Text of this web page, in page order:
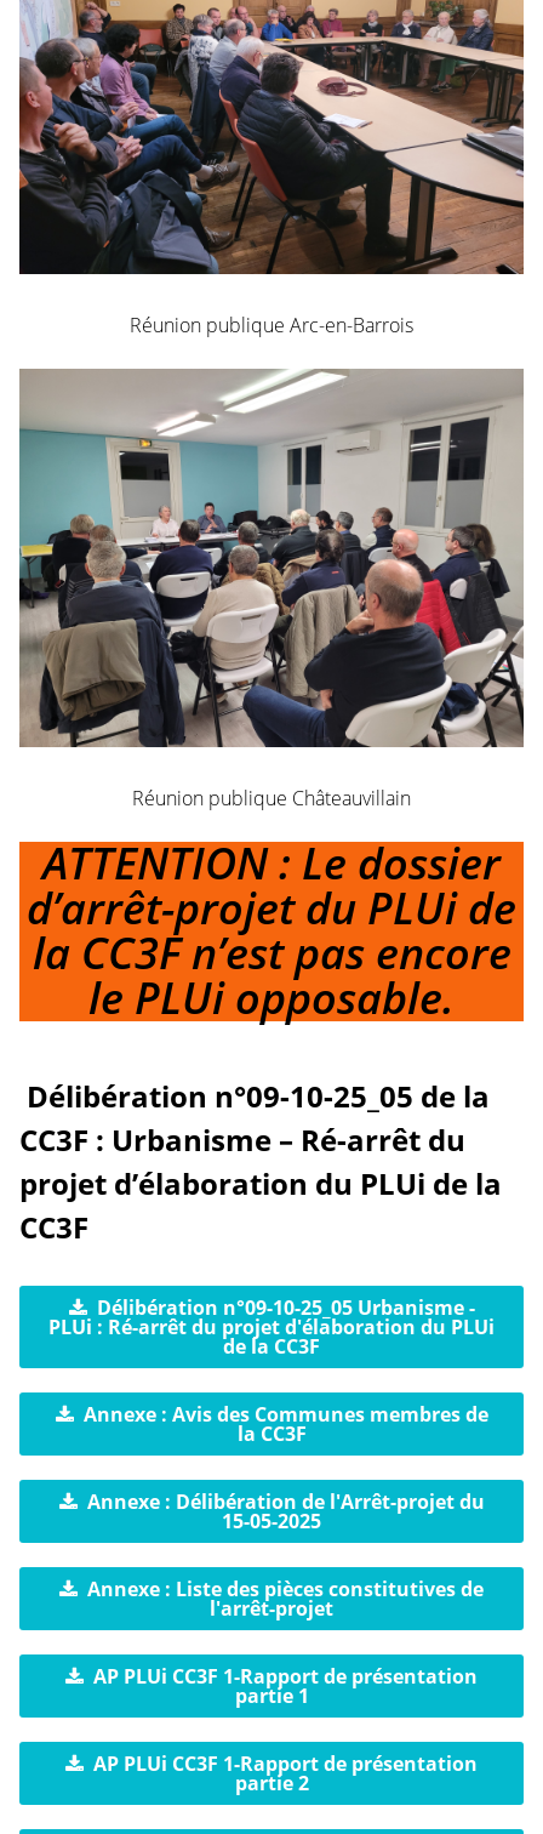
Réunion publique Arc-en-Barrois
Réunion publique Châteauvillain
ATTENTION : Le dossier
d’arrêt-projet du PLUi de
la CC3F n’est pas encore
le PLUi opposable.
Délibération n°09-10-25_05 de la
CC3F : Urbanisme – Ré-arrêt du
projet d’élaboration du PLUi de la
CC3F
Délibération n°09-10-25_05 Urbanisme -
PLUi : Ré-arrêt du projet d'élaboration du PLUi
de la CC3F
Annexe : Avis des Communes membres de
la CC3F
Annexe : Délibération de l'Arrêt-projet du
15-05-2025
Annexe : Liste des pièces constitutives de
l'arrêt-projet
AP PLUi CC3F 1-Rapport de présentation
partie 1
AP PLUi CC3F 1-Rapport de présentation
partie 2